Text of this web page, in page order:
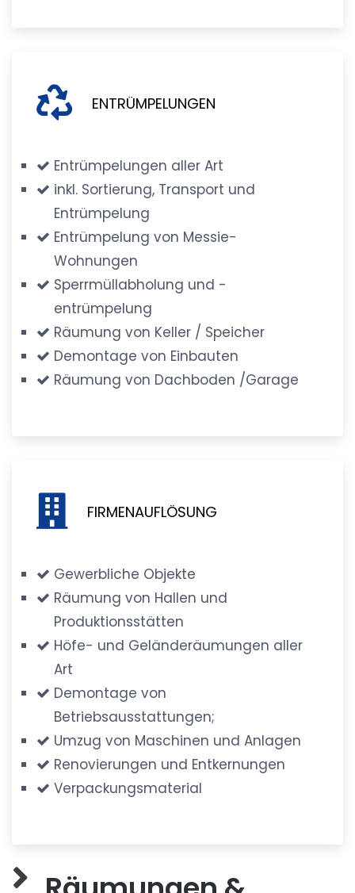
ENTRÜMPELUNGEN
Entrümpelungen aller Art
inkl. Sortierung, Transport und
Entrümpelung
Entrümpelung von Messie-
Wohnungen
Sperrmüllabholung und -
entrümpelung
Räumung von Keller / Speicher
Demontage von Einbauten
Räumung von Dachboden /Garage
FIRMENAUFLÖSUNG
Gewerbliche Objekte
Räumung von Hallen und
Produktionsstätten
Höfe- und Geländeräumungen aller
Art
Demontage von
Betriebsausstattungen;
Umzug von Maschinen und Anlagen
Renovierungen und Entkernungen
Verpackungsmaterial